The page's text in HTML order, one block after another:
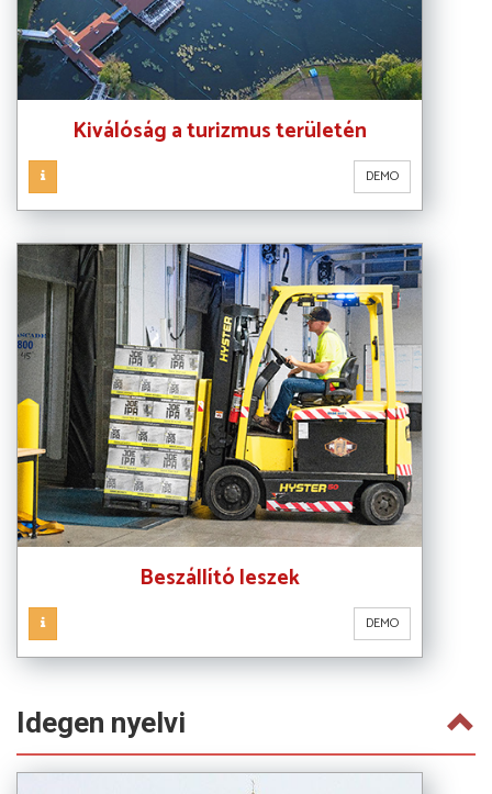
Kiválóság a turizmus területén
DEMO
Beszállító leszek
DEMO
Idegen nyelvi